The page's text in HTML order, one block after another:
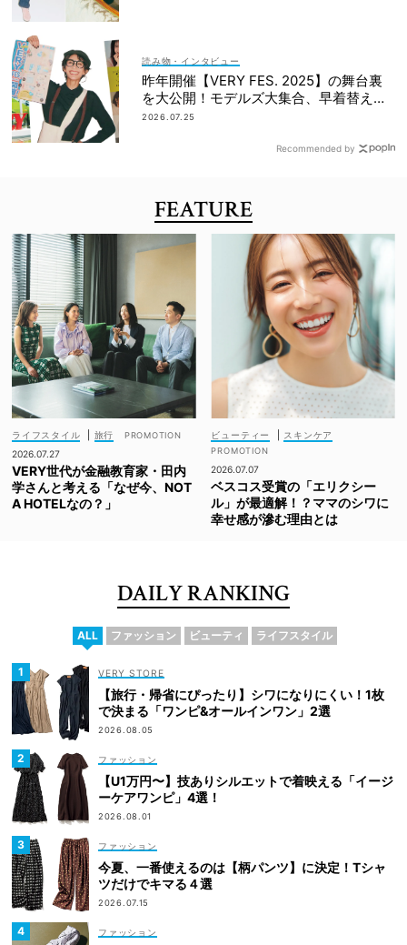
読み物・インタビュー
昨年開催【VERY FES. 2025】の舞台裏
を大公開！モデルズ大集合、早着替え作
戦etc.
2026.07.25
Recommended by
FEATURE
ライフスタイル
旅行
2026.07.27
VERY世代が金融教育家・田内
学さんと考える「なぜ今、NOT
A HOTELなの？」
ビューティー スキンケア
2026.07.07
ベスコス受賞の「エリクシー
ル」が最適解！？ママのシワに
幸せ感が滲む理由とは
DAILY RANKING
ALL ファッション ビューティ ライフスタイル
VERY STORE
【旅行・帰省にぴったり】シワになりにくい！1枚
で決まる「ワンピ&オールインワン」2選
2026.08.05
ファッション
【U1万円〜】技ありシルエットで着映える「イージ
ーケアワンピ」4選！
2026.08.01
ファッション
今夏、一番使えるのは【柄パンツ】に決定！Tシャ
ツだけでキマる４選
2026.07.15
ファッション